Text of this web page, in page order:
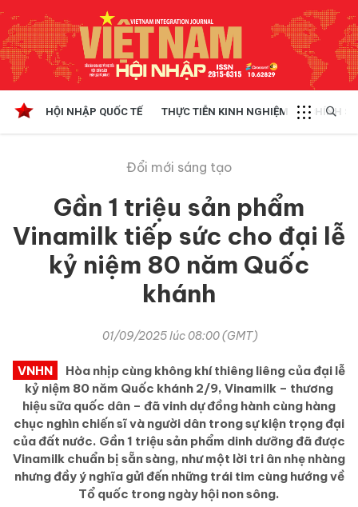
HỘI NHẬP QUỐC TẾ THỰC TIỄN KINH NGHIỆM CHÍNH
Đổi mới sáng tạo
Gần 1 triệu sản phẩm
Vinamilk tiếp sức cho đại lễ
kỷ niệm 80 năm Quốc
khánh
01/09/2025 lúc 08:00 (GMT)
VNHN
Hòa nhịp cùng không khí thiêng liêng của đại lễ
kỷ niệm 80 năm Quốc khánh 2/9, Vinamilk – thương
hiệu sữa quốc dân – đã vinh dự đồng hành cùng hàng
chục nghìn chiến sĩ và người dân trong sự kiện trọng đại
của đất nước. Gần 1 triệu sản phẩm dinh dưỡng đã được
Vinamilk chuẩn bị sẵn sàng, như một lời tri ân nhẹ nhàng
nhưng đầy ý nghĩa gửi đến những trái tim cùng hướng về
Tổ quốc trong ngày hội non sông.